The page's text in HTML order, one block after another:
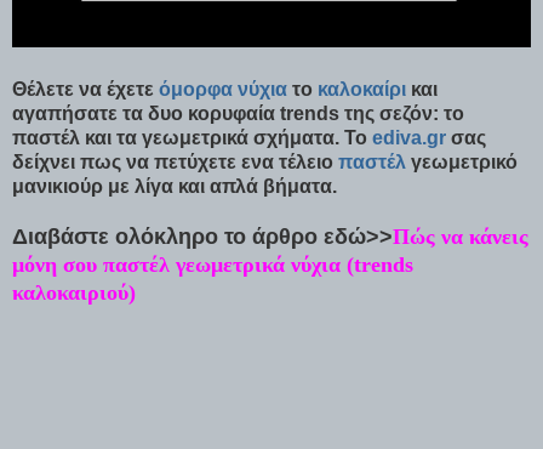
Θέλετε να έχετε όμορφα νύχια το καλοκαίρι και
αγαπήσατε τα δυο κορυφαία trends της σεζόν: το
παστέλ και τα γεωμετρικά σχήματα. Το ediva.gr σας
δείχνει πως να πετύχετε ενα τέλειο παστέλ γεωμετρικό
μανικιούρ με λίγα και απλά βήματα.
Διαβάστε ολόκληρο το άρθρο εδώ>>Πώς να κάνεις
μόνη σου παστέλ γεωμετρικά νύχια (trends
καλοκαιριού)